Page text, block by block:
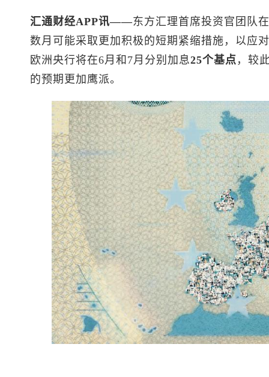
汇通财经APP讯——东方汇理首席投资官团队
数月可能采取更加积极的短期紧缩措施，以应
欧洲央行将在6月和7月分别加息25个基点 ，较
的预期更加鹰派。